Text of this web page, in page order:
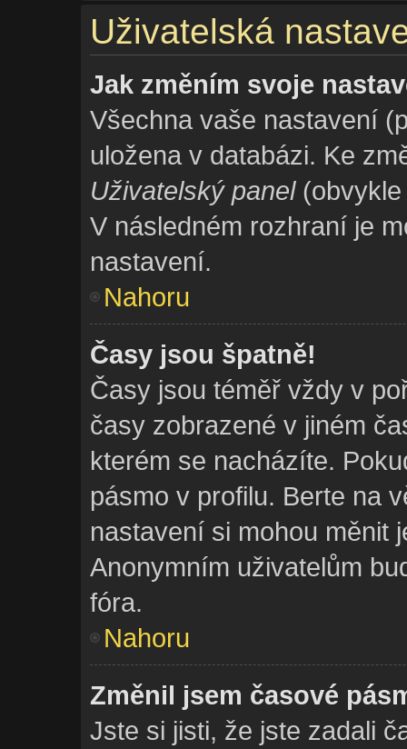
Uživatelská
Jak změním svoje
Všechna vaše nastavení
uložena v databázi. Ke
Uživatelský panel(obvykle
V následném rozhraní je
nastavení.
Nahoru
Časy jsou špatně!
Časy jsou téměř vždy v
časy zobrazené v jiném
kterém se nacházíte.
pásmo v profilu. Berte na
nastavení si mohou měnit
Anonymním uživatelům
fóra.
Nahoru
Změnil jsem časové
Jste si jisti, že jste zadali